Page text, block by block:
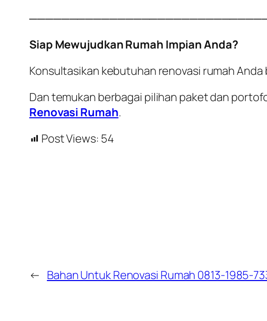
Siap Mewujudkan Rumah Impian Anda?
Konsultasikan kebutuhan renovasi rumah
Dan temukan berbagai pilihan paket dan
Renovasi Rumah.
Post Views: 54
← Bahan Untuk Renovasi Rumah 0813-1985-